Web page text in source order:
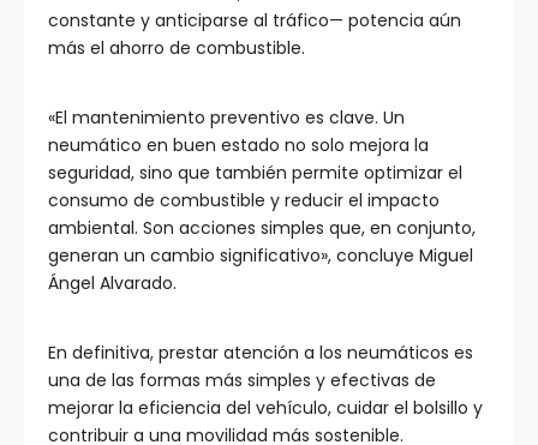
constante y anticiparse al tráfico— potencia aún
más el ahorro de combustible.
«El mantenimiento preventivo es clave. Un
neumático en buen estado no solo mejora la
seguridad, sino que también permite optimizar el
consumo de combustible y reducir el impacto
ambiental. Son acciones simples que, en conjunto,
generan un cambio significativo», concluye Miguel
Ángel Alvarado.
En definitiva, prestar atención a los neumáticos es
una de las formas más simples y efectivas de
mejorar la eficiencia del vehículo, cuidar el bolsillo y
contribuir a una movilidad más sostenible.